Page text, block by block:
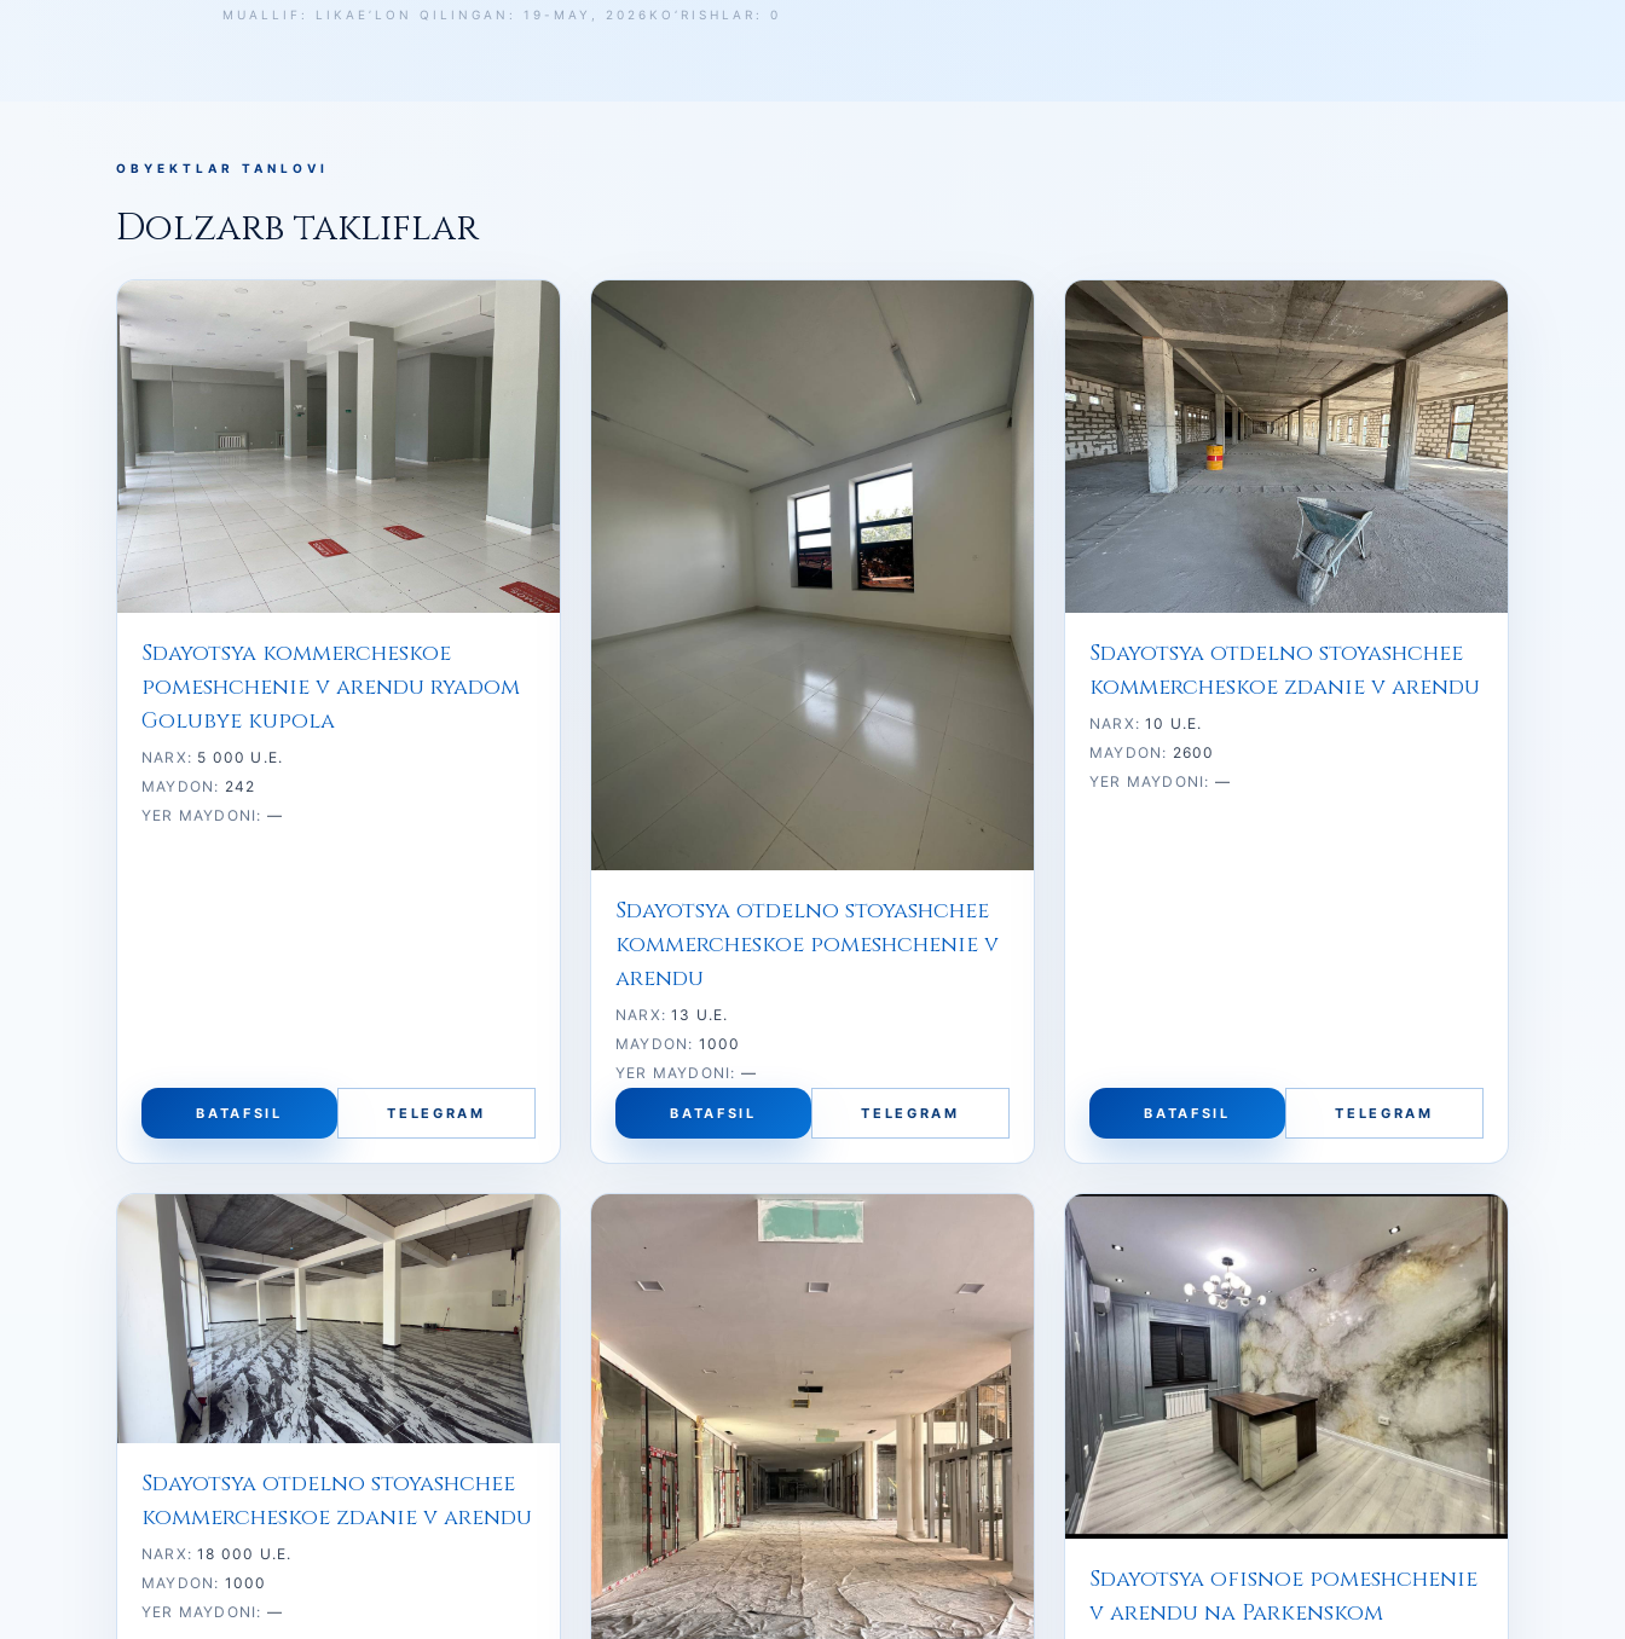
MUALLIF: LIKA E’LON QILINGAN: 19-MAY, 2026 KO‘RISHLAR: 0
OBYEKTLAR TANLOVI
Dolzarb takliflar
Sdayotsya kommercheskoe
pomeshchenie v arendu ryadom
Golubye kupola
NARX: 5 000 U.E.
MAYDON: 242
YER MAYDONI: —
BATAFSIL TELEGRAM
Sdayotsya otdelno stoyashchee
kommercheskoe pomeshchenie v
arendu
NARX:13 U.E.
MAYDON: 1000
YER MAYDONI: —
BATAFSIL TELEGRAM
Sdayotsya otdelno stoyashchee
kommercheskoe zdanie v arendu
NARX:10 U.E.
MAYDON: 2600
YER MAYDONI: —
BATAFSIL TELEGRAM
Sdayotsya otdelno stoyashchee
kommercheskoe zdanie v arendu
NARX:18 000 U.E.
MAYDON: 1000
YER MAYDONI: —
Sdayotsya ofisnoe pomeshchenie
v arendu na Parkenskom